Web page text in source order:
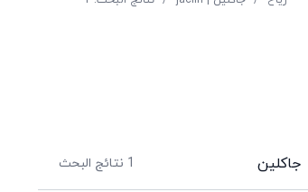
جاكلين 1 نتائج البحث